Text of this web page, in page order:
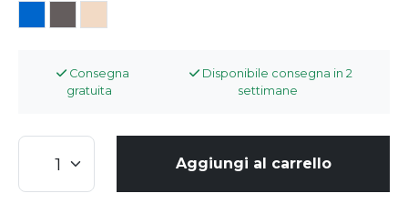
Consegna
gratuita
Disponibile consegna in 2
settimane
Aggiungi al carrello